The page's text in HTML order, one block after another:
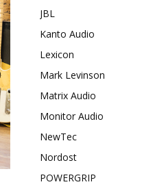
JBL
Kanto Audio
Lexicon
Mark Levinson
Matrix Audio
Monitor Audio
NewTec
Nordost
POWERGRIP